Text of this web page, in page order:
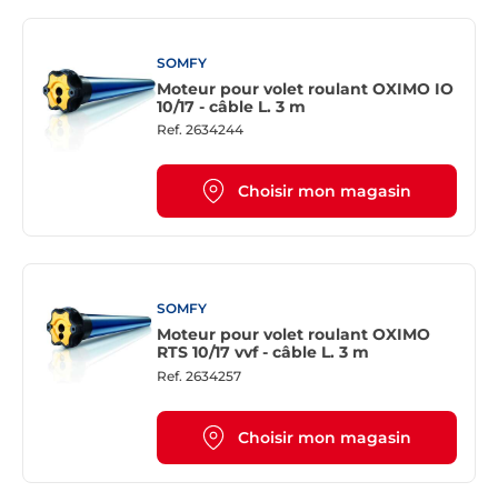
SOMFY
Moteur pour volet roulant OXIMO IO
10/17 - câble L. 3 m
Ref. 2634244
Choisir mon magasin
SOMFY
Moteur pour volet roulant OXIMO
RTS 10/17 vvf - câble L. 3 m
Ref. 2634257
Choisir mon magasin